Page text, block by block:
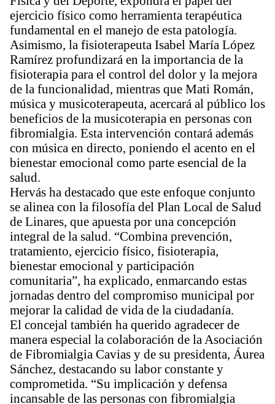
ejercicio físico como herramienta terapéutica
fundamental en el manejo de esta patología.
Asimismo, la fisioterapeuta Isabel María López
Ramírez profundizará en la importancia de la
fisioterapia para el control del dolor y la mejora
de la funcionalidad, mientras que Mati Román,
música y musicoterapeuta, acercará al público los
beneficios de la musicoterapia en personas con
fibromialgia. Esta intervención contará además
con música en directo, poniendo el acento en el
bienestar emocional como parte esencial de la
salud.
Hervás ha destacado que este enfoque conjunto
se alinea con la filosofía del Plan Local de Salud
de Linares, que apuesta por una concepción
integral de la salud. “Combina prevención,
tratamiento, ejercicio físico, fisioterapia,
bienestar emocional y participación
comunitaria”, ha explicado, enmarcando estas
jornadas dentro del compromiso municipal por
mejorar la calidad de vida de la ciudadanía.
El concejal también ha querido agradecer de
manera especial la colaboración de la Asociación
de Fibromialgia Cavias y de su presidenta, Áurea
Sánchez, destacando su labor constante y
comprometida. “Su implicación y defensa
incansable de las personas con fibromialgia